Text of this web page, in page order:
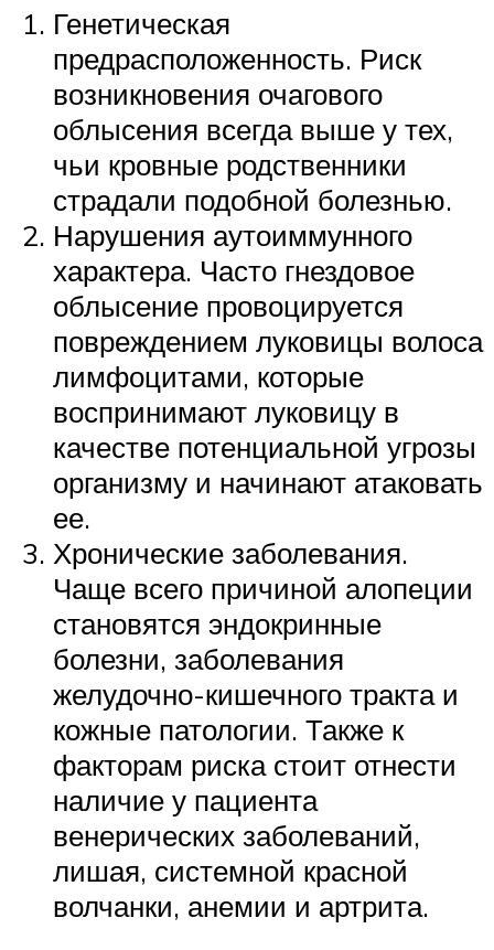
Генетическая
предрасположенность. Риск
возникновения очагового
облысения всегда выше у тех,
чьи кровные родственники
страдали подобной болезнью.
Нарушения аутоиммунного
характера. Часто гнездовое
облысение провоцируется
повреждением луковицы волоса
лимфоцитами, которые
воспринимают луковицу в
качестве потенциальной угрозы
организму и начинают атаковать
ее.
Хронические заболевания.
Чаще всего причиной алопеции
становятся эндокринные
болезни, заболевания
желудочно-кишечного тракта и
кожные патологии. Также к
факторам риска стоит отнести
наличие у пациента
венерических заболеваний,
лишая, системной красной
волчанки, анемии и артрита.